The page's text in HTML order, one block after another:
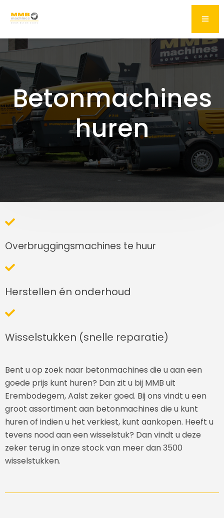
Betonmachines
huren
Overbruggingsmachines te huur
Herstellen én onderhoud
Wisselstukken (snelle reparatie)
Bent u op zoek naar betonmachines die u aan een
goede prijs kunt huren? Dan zit u bij MMB uit
Erembodegem, Aalst zeker goed. Bij ons vindt u een
groot assortiment aan betonmachines die u kunt
huren of indien u het verkiest, kunt aankopen. Heeft u
tevens nood aan een wisselstuk? Dan vindt u deze
zeker terug in onze stock van meer dan 3500
wisselstukken.